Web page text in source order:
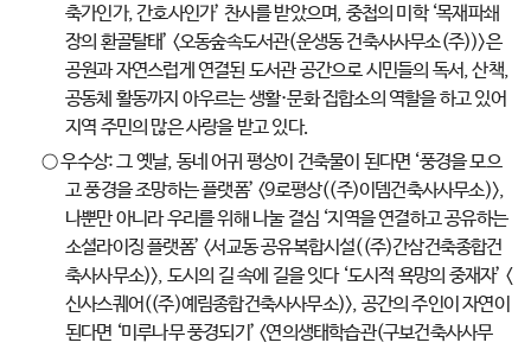
축가인가, 간호사인가’ 찬사를 받았으며, 중첩의 미학 ‘목재파쇄
장의 환골탈태’ <오동숲속도서관(운생동 건축사사무소(주))>은
공원과 자연스럽게 연결된 도서관 공간으로 시민들의 독서, 산책,
공동체 활동까지 아우르는 생활·문화 집합소의 역할을 하고 있어
지역 주민의 많은 사랑을 받고 있다.
○ 우수상: 그 옛날, 동네 어귀 평상이 건축물이 된다면 ‘풍경을 모으
고 풍경을 조망하는 플랫폼’ <9로평상((주)이뎀건축사사무소)>,
나뿐만 아니라 우리를 위해 나눌 결심 ‘지역을 연결하고 공유하는
소셜라이징 플랫폼’ <서교동 공유복합시설((주)간삼건축종합건
축사사무소)>, 도시의 길 속에 길을 잇다 ‘도시적 욕망의 중재자’ <
신사스퀘어((주)예림종합건축사사무소)>, 공간의 주인이 자연이
된다면 ‘미루나무 풍경되기’ <연의생태학습관(구보건축사사무